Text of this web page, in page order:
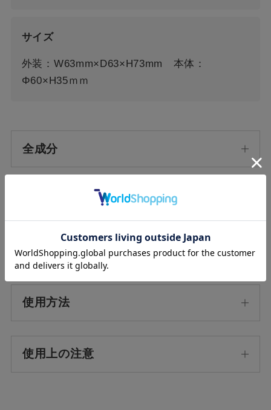
サイズ
外装：W63mm×D63×H73mm 本体：
Φ60×H35ｍｍ
全成分
原産国/生産国
使用方法
使用上の注意